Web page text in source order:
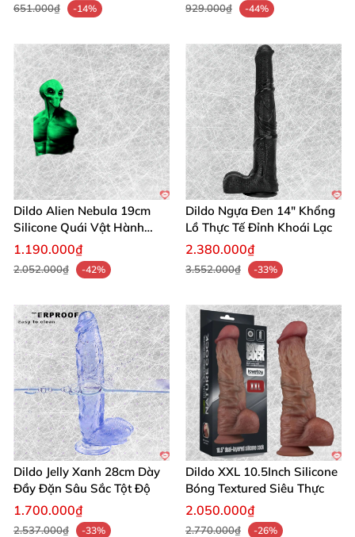
651.000₫ -14% 929.000₫ -44%
Dildo Alien Nebula 19cm
Silicone Quái Vật Hành
Tinh
1.190.000₫
2.052.000₫ -42%
Dildo Ngựa Đen 14" Khổng
Lồ Thực Tế Đỉnh Khoái Lạc
2.380.000₫
3.552.000₫ -33%
Dildo Jelly Xanh 28cm Dày
Đầy Đặn Sâu Sắc Tột Độ
1.700.000₫
2.537.000₫ -33%
Dildo XXL 10.5Inch Silicone
Bóng Textured Siêu Thực
2.050.000₫
2.770.000₫ -26%